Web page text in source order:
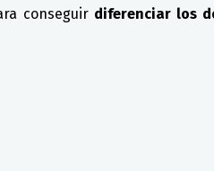
conseguir diferenciar los